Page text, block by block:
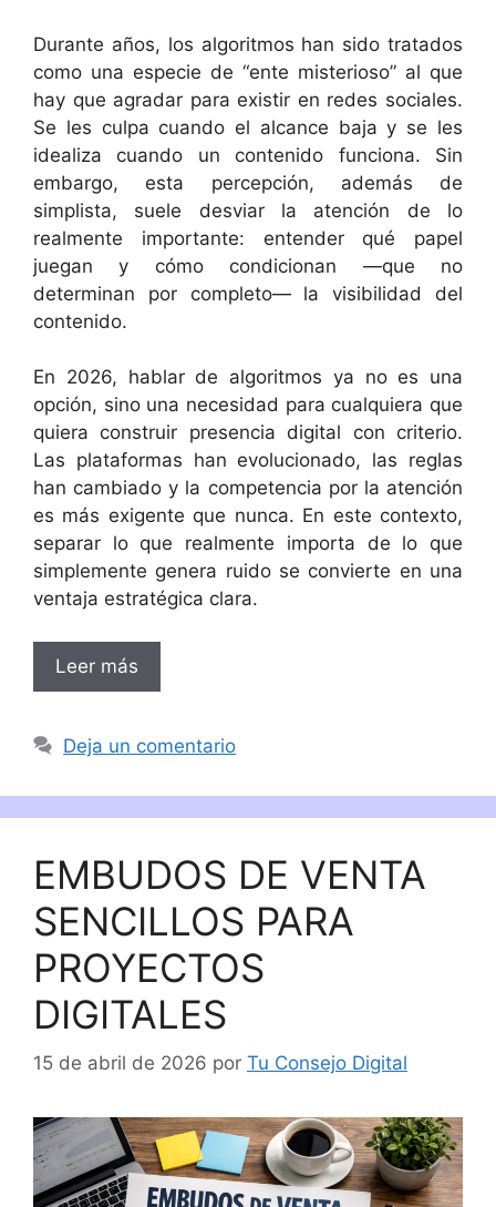
Durante años, los algoritmos han sido tratados
como una especie de “ente misterioso” al que
hay que agradar para existir en redes sociales.
Se les culpa cuando el alcance baja y se les
idealiza cuando un contenido funciona. Sin
embargo, esta percepción, además de
simplista, suele desviar la atención de lo
realmente importante: entender qué papel
juegan y cómo condicionan —que no
determinan por completo— la visibilidad del
contenido.
En 2026, hablar de algoritmos ya no es una
opción, sino una necesidad para cualquiera que
quiera construir presencia digital con criterio.
Las plataformas han evolucionado, las reglas
han cambiado y la competencia por la atención
es más exigente que nunca. En este contexto,
separar lo que realmente importa de lo que
simplemente genera ruido se convierte en una
ventaja estratégica clara.
Leer más
Deja un comentario
EMBUDOS DE VENTA
SENCILLOS PARA
PROYECTOS
DIGITALES
15 de abril de 2026 por Tu Consejo Digital